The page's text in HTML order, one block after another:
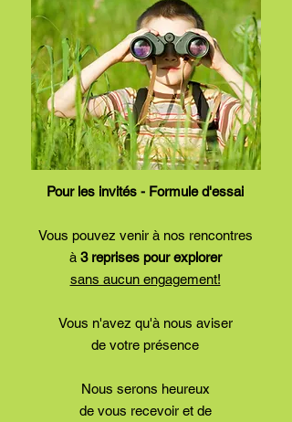
​Pour les invités - Formule d'essai
​Vous pouvez venir à nos rencontres
à 3 reprises pour explorer
sans aucun engagement!
Vous n'avez qu'à nous aviser
de votre présence
Nous serons heureux
de vous recevoir et de